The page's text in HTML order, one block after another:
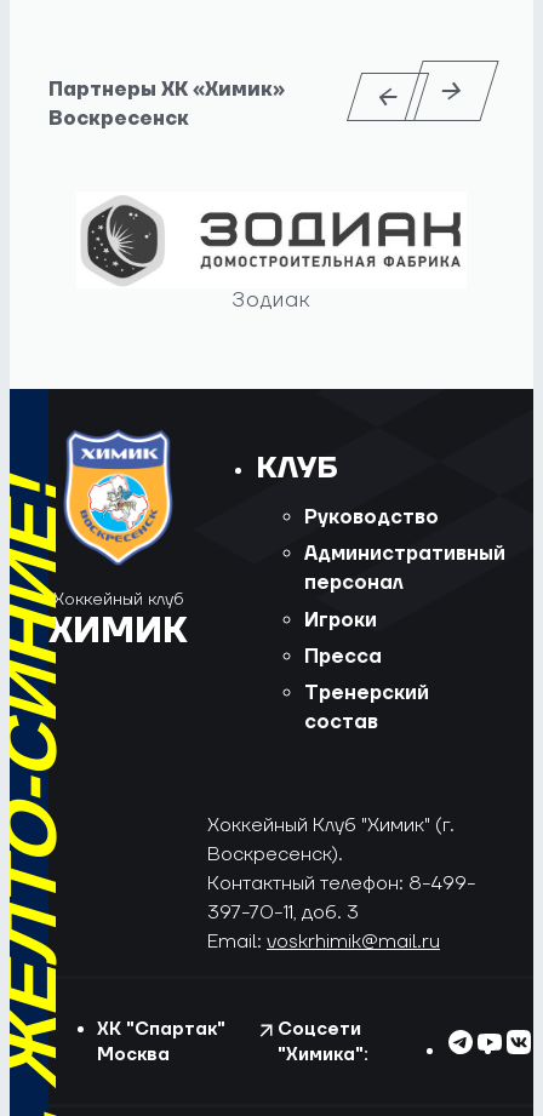
Партнеры ХК «Химик»
Воскресенск
Зодиак
Хоккейный клуб
ХИМИК
КЛУБ
Руководство
Административный
персонал
Игроки
Пресса
Тренерский
состав
Хоккейный Клуб "Химик" (г.
Воскресенск).
Контактный телефон: 8-499-
397-70-11, доб. 3
Email: voskrhimik@mail.ru
ХК "Спартак"
Москва
Соцсети
"Химика":